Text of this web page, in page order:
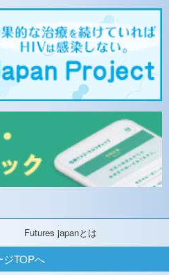
Futures japanとは
ジTOPへ